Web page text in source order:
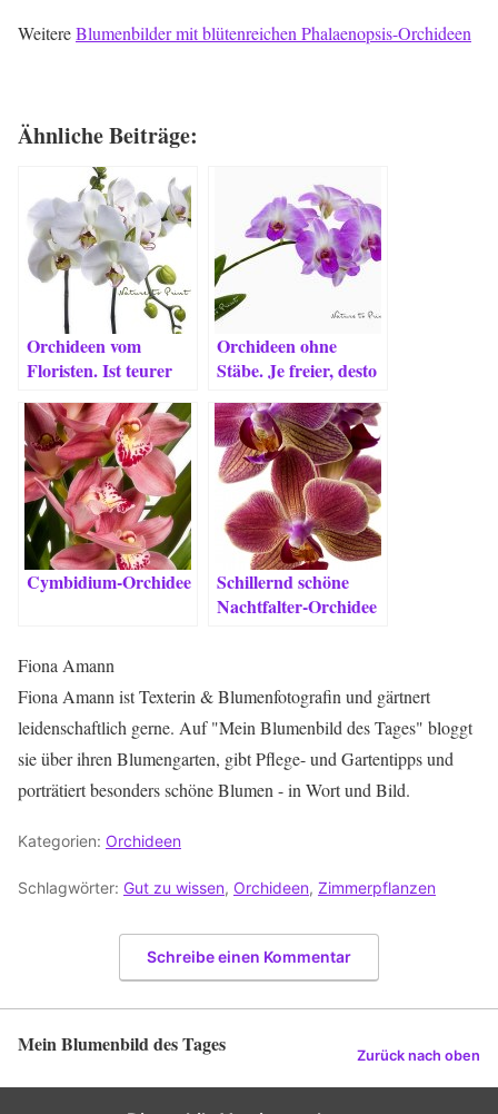
WeitereBlumenbilder mit blütenreichen Phalaenopsis-Orchideen
Ähnliche Beiträge:
Orchideen vom
Floristen. Ist teurer
Orchideen ohne
Stäbe. Je freier, desto
Cymbidium-Orchidee
Schillernd schöne
Nachtfalter-Orchidee
Fiona Amann
Fiona Amann ist Texterin & Blumenfotografin und gärtnert
leidenschaftlich gerne. Auf "Mein Blumenbild des Tages" bloggt
sie über ihren Blumengarten, gibt Pflege- und Gartentipps und
porträtiert besonders schöne Blumen - in Wort und Bild.
Kategorien: Orchideen
Schlagwörter: Gut zu wissen, Orchideen, Zimmerpflanzen
Schreibe einen Kommentar
Mein Blumenbild des Tages Zurück nach oben